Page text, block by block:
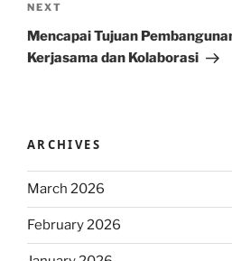
Next
Post
NEXT
Mencapai Tujuan
Kerjasama dan Kolaborasi
ARCHIVES
March 2026
February 2026